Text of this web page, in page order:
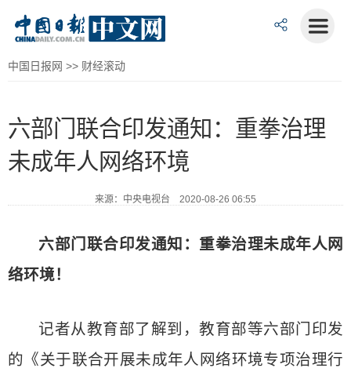
中国日报网 >> 财经滚动
六部门联合印发通知：重拳治理
未成年人网络环境
来源：中央电视台 2020-08-26 06:55
六部门联合印发通知：重拳治理未成年人网
络环境！
记者从教育部了解到，教育部等六部门印发
的《关于联合开展未成年人网络环境专项治理行